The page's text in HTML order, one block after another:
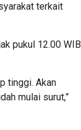
terkait
pukul 12.00 WIB
tinggi. Akan
mulai surut,”